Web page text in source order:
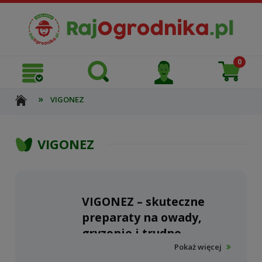
» VIGONEZ
VIGONEZ
VIGONEZ – skuteczne
preparaty na owady,
gryzonie i trudne
Pokaż więcej